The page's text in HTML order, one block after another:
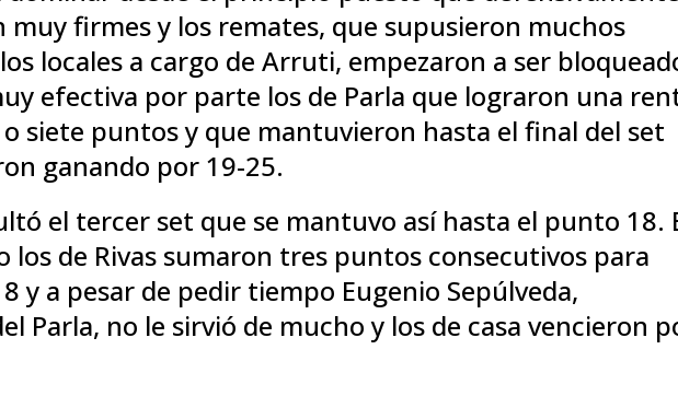
muy firmes y los remates, que supusieron muchos
locales a cargo de Arruti, empezaron a ser
efectiva por parte los de Parla que lograron una
siete puntos y que mantuvieron hasta el final del set
ganando por 19-25.
el tercer set que se mantuvo así hasta el punto 18.
los de Rivas sumaron tres puntos consecutivos para
y a pesar de pedir tiempo Eugenio Sepúlveda,
Parla, no le sirvió de mucho y los de casa vencieron